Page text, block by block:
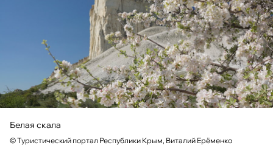
Белая скала
©Туристический портал Республики Крым, Виталий Ерёменко